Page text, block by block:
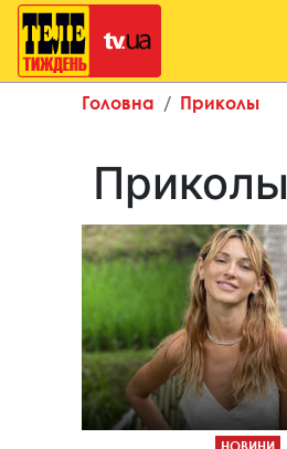
Головна Приколы
Приколы
НОВИНИ